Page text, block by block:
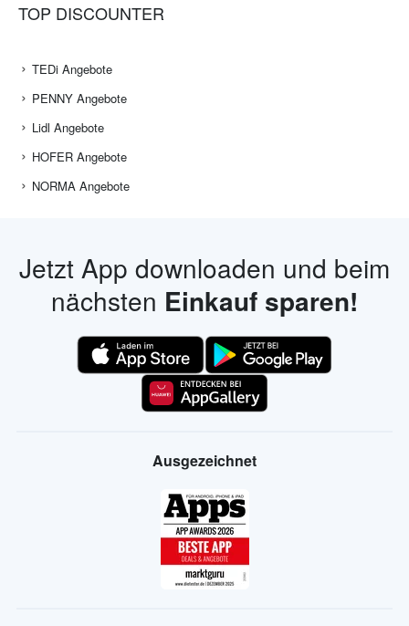
TOP DISCOUNTER
TEDi Angebote
PENNY Angebote
Lidl Angebote
HOFER Angebote
NORMA Angebote
Jetzt App downloaden und beim
nächsten Einkauf sparen!
Ausgezeichnet